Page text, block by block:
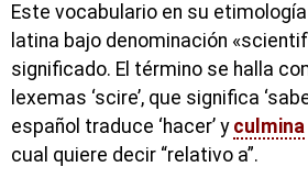
Este vocabulario en su
latina bajo denominación
significado. El término se halla
lexemas ‘scire’, que significa
español traduce ‘hacer’ y culmina
cual quiere decir “relativo a”.